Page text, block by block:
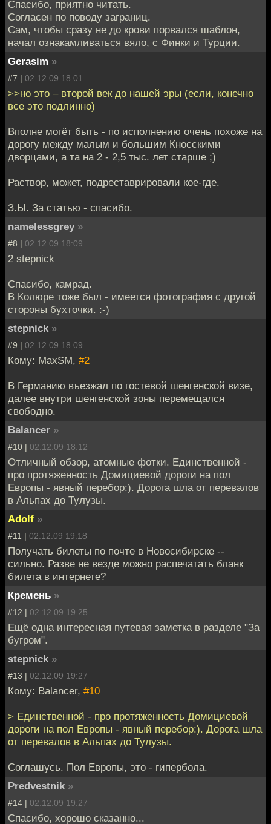
Спасибо, приятно читать.
Согласен по поводу заграниц.
Сам, чтобы сразу не до крови порвался шаблон,
начал ознакамливаться вяло, с Финки и Турции.
Gerasim »
#7 | 02.12.09 18:01
>>но это – второй век до нашей эры (если, конечно
все это подлинно)
Вполне могёт быть - по исполнению очень похоже на
дорогу между малым и большим Кносскими
дворцами, а та на 2 - 2,5 тыс. лет старше ;)
Раствор, может, подреставрировали кое-где.
З.Ы. За статью - спасибо.
namelessgrey »
#8 | 02.12.09 18:09
2 stepnick
Спасибо, камрад.
В Колюре тоже был - имеется фотография с другой
стороны бухточки. :-)
stepnick »
#9 | 02.12.09 18:09
Кому: MaxSM, #2
В Германию въезжал по гостевой шенгенской визе,
далее внутри шенгенской зоны перемещался
свободно.
Balancer »
#10 | 02.12.09 18:12
Отличный обзор, атомные фотки. Единственной -
про протяженность Домициевой дороги на пол
Европы - явный перебор:). Дорога шла от перевалов
в Альпах до Тулузы.
Adolf »
#11 | 02.12.09 19:18
Получать билеты по почте в Новосибирске --
сильно. Разве не везде можно распечатать бланк
билета в интернете?
Кремень »
#12 | 02.12.09 19:25
Ещё одна интересная путевая заметка в разделе "За
бугром".
stepnick »
#13 | 02.12.09 19:27
Кому: Balancer, #10
> Единственной - про протяженность Домициевой
дороги на пол Европы - явный перебор:). Дорога шла
от перевалов в Альпах до Тулузы.
Соглашусь. Пол Европы, это - гипербола.
Predvestnik »
#14 | 02.12.09 19:27
Спасибо, хорошо сказанно...